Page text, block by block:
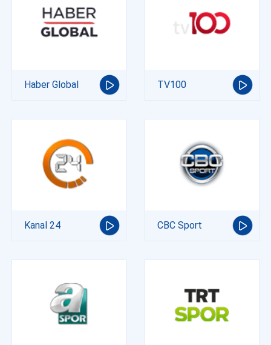
Haber Global TV100
Kanal 24 CBC Sport